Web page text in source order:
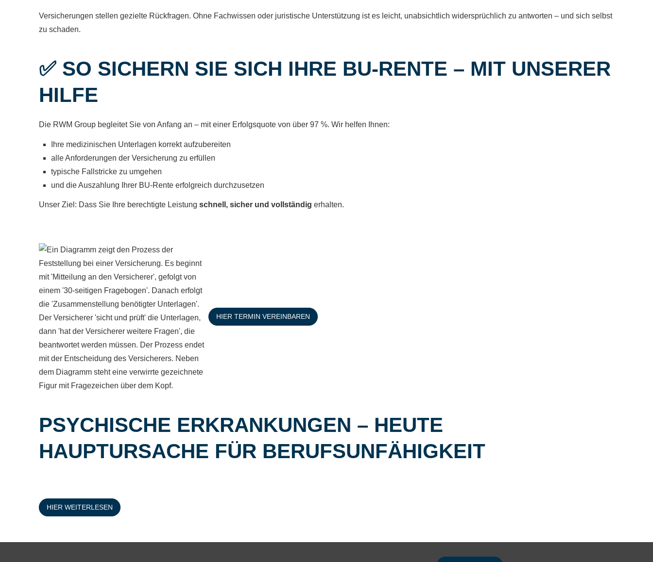
Versicherungen stellen gezielte Rückfragen. Ohne Fachwissen oder juristische Unterstützung ist es leicht, unabsichtlich widersprüchlich zu antworten – und sich selbst
zu schaden.
✅ SO SICHERN SIE SICH IHRE BU-RENTE – MIT UNSERER
HILFE
Die RWM Group begleitet Sie von Anfang an – mit einer Erfolgsquote von über 97 %. Wir helfen Ihnen:
Ihre medizinischen Unterlagen korrekt aufzubereiten
alle Anforderungen der Versicherung zu erfüllen
typische Fallstricke zu umgehen
und die Auszahlung Ihrer BU-Rente erfolgreich durchzusetzen
Unser Ziel: Dass Sie Ihre berechtigte Leistung schnell, sicher und vollständig erhalten.
HIER TERMIN VEREINBAREN
PSYCHISCHE ERKRANKUNGEN – HEUTE
HAUPTURSACHE FÜR BERUFSUNFÄHIGKEIT
HIER WEITERLESEN